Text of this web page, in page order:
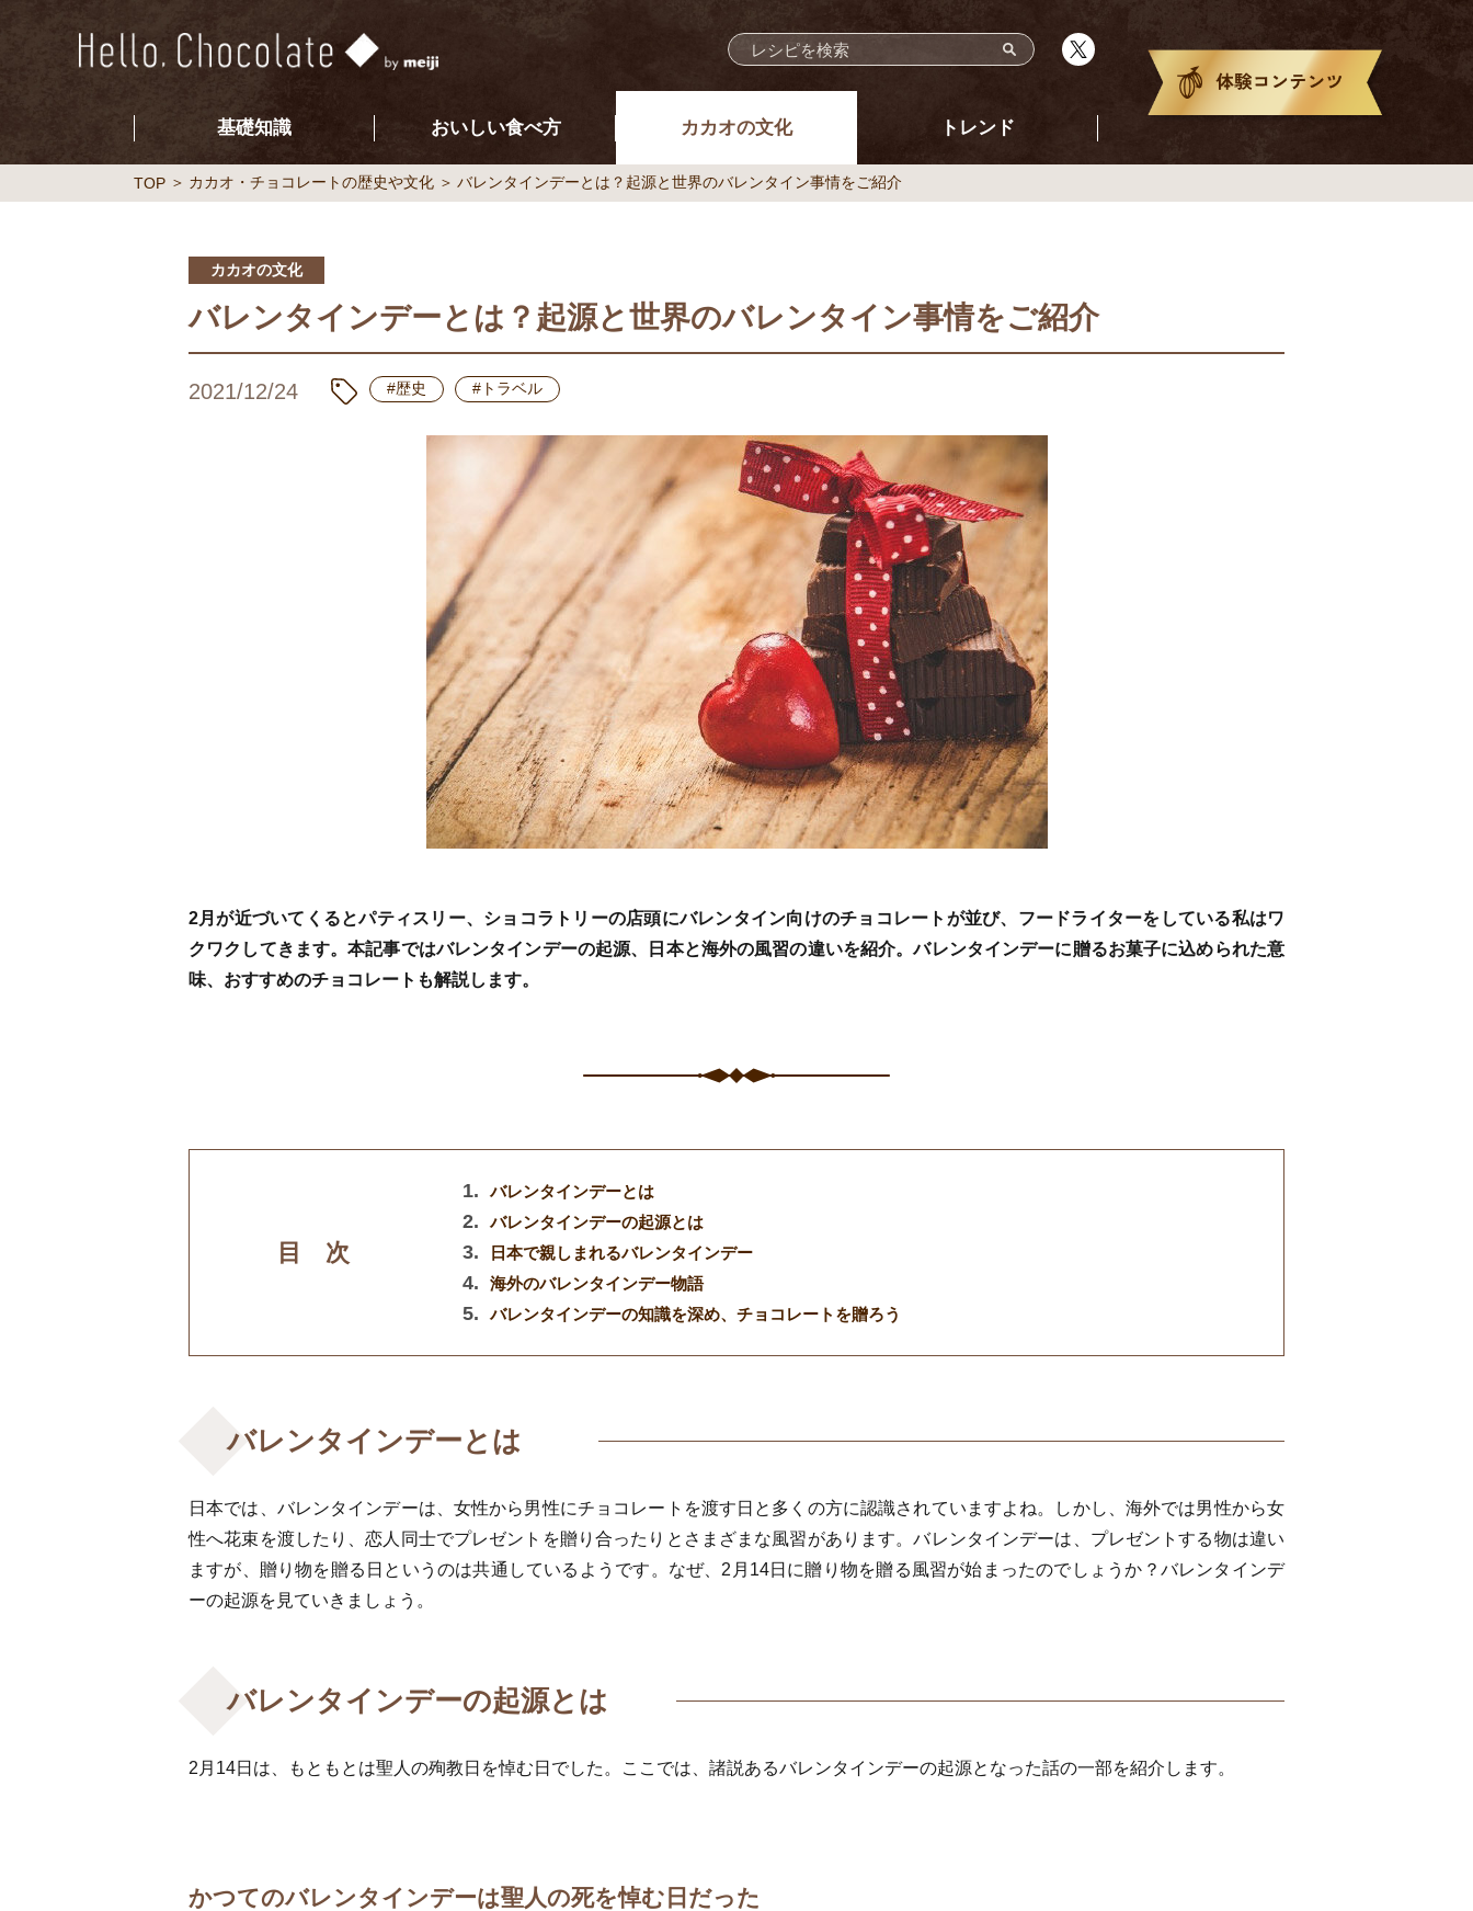
基礎知識 おいしい食べ方 カカオの文化 トレンド
TOP カカオ・チョコレートの歴史や文化 バレンタインデーとは？起源と世界のバレンタイン事情をご紹介
カカオの文化
バレンタインデーとは？起源と世界のバレンタイン事情をご紹介
2021/12/24 #歴史 #トラベル
2月が近づいてくるとパティスリー、ショコラトリーの店頭にバレンタイン向けのチョコレートが並び、フードライターをしている私はワ
クワクしてきます。本記事ではバレンタインデーの起源、日本と海外の風習の違いを紹介。バレンタインデーに贈るお菓子に込められた意
味、おすすめのチョコレートも解説します。
目 次
バレンタインデーとは
バレンタインデーの起源とは
日本で親しまれるバレンタインデー
海外のバレンタインデー物語
バレンタインデーの知識を深め、チョコレートを贈ろう
バレンタインデーとは
日本では、バレンタインデーは、女性から男性にチョコレートを渡す日と多くの方に認識されていますよね。しかし、海外では男性から女
性へ花束を渡したり、恋人同士でプレゼントを贈り合ったりとさまざまな風習があります。バレンタインデーは、プレゼントする物は違い
ますが、贈り物を贈る日というのは共通しているようです。なぜ、2月14日に贈り物を贈る風習が始まったのでしょうか？バレンタインデ
ーの起源を見ていきましょう。
バレンタインデーの起源とは
2 月 14日は、もともとは聖人の殉教日を悼む日でした。ここでは、諸説あるバレンタインデーの起源となった話の一部を紹介します。
かつてのバレンタインデーは聖人の死を悼む日だった